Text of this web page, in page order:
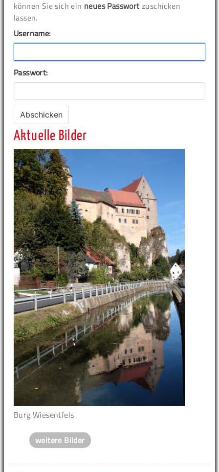
können Sie sich ein neues Passwort zuschicken
lassen.
Username:
Passwort:
Aktuelle Bilder
Burg Wiesentfels
weitere Bilder